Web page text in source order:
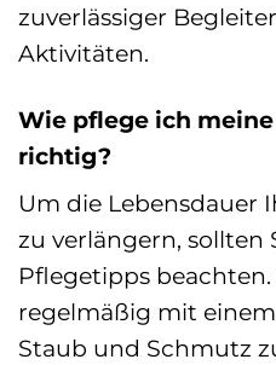
zuverlässiger
Aktivitäten.
Wie pflege ich meine
richtig?
Um die Lebensdauer
zu verlängern, sollten
Pflegetipps
regelmäßig mit
Staub und Schmutz